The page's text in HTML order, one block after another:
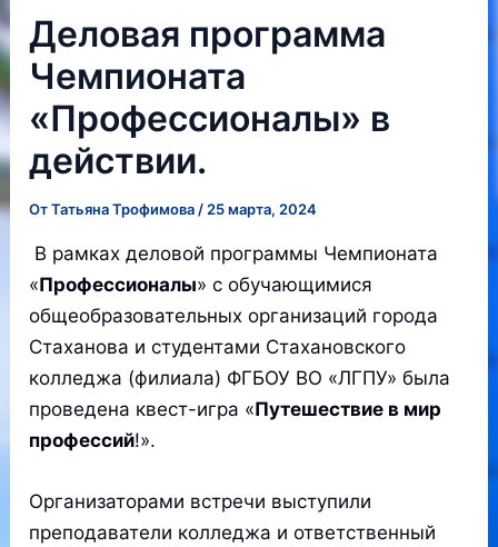
Деловая программа
Чемпионата
«Профессионалы» в
действии.
ОтТатьяна Трофимова / 25 марта, 2024
В рамках деловой программы Чемпионата
«Профессионалы» с обучающимися
общеобразовательных организаций города
Стаханова и студентами Стахановского
колледжа (филиала) ФГБОУ ВО «ЛГПУ» была
проведена квест-игра «Путешествие в мир
профессий!».‍
Организаторами встречи выступили
преподаватели колледжа и ответственный